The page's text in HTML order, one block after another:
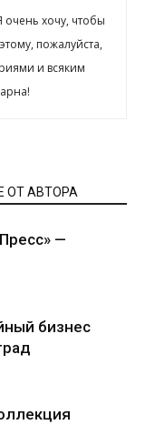
очень хочу, чтобы
пожалуйста,
и всяким
ОТ АВТОРА
—
бизнес